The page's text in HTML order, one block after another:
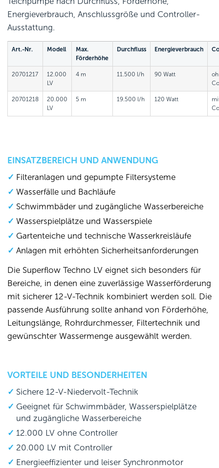
Energieverbrauch, Anschlussgröße und Controller-
Ausstattung.
Art.-Nr. Modell
Max.
Förderhöhe
Durchfluss Energieverbrauch
20701217
12.000
LV
4 m 11.500 l/h 90 Watt
20701218
20.000
LV
5 m 19.500 l/h 120 Watt
EINSATZBEREICH UND ANWENDUNG
Filteranlagen und gepumpte Filtersysteme
Wasserfälle und Bachläufe
Schwimmbäder und zugängliche Wasserbereiche
Wasserspielplätze und Wasserspiele
Gartenteiche und technische Wasserkreisläufe
Anlagen mit erhöhten Sicherheitsanforderungen
Die Superflow Techno LV eignet sich besonders für
Bereiche, in denen eine zuverlässige Wasserförderung
mit sicherer 12-V-Technik kombiniert werden soll. Die
passende Ausführung sollte anhand von Förderhöhe,
Leitungslänge, Rohrdurchmesser, Filtertechnik und
gewünschter Wassermenge ausgewählt werden.
VORTEILE UND BESONDERHEITEN
Sichere 12-V-Niedervolt-Technik
Geeignet für Schwimmbäder, Wasserspielplätze
und zugängliche Wasserbereiche
12.000 LV ohne Controller
20.000 LV mit Controller
Energieeffizienter und leiser Synchronmotor